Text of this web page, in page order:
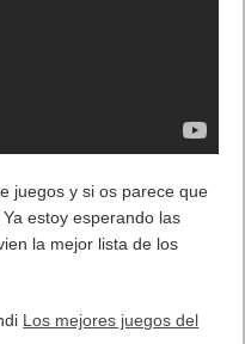
juegos y si os parece que
estoy esperando las
la mejor lista de los
Los mejores juegos del